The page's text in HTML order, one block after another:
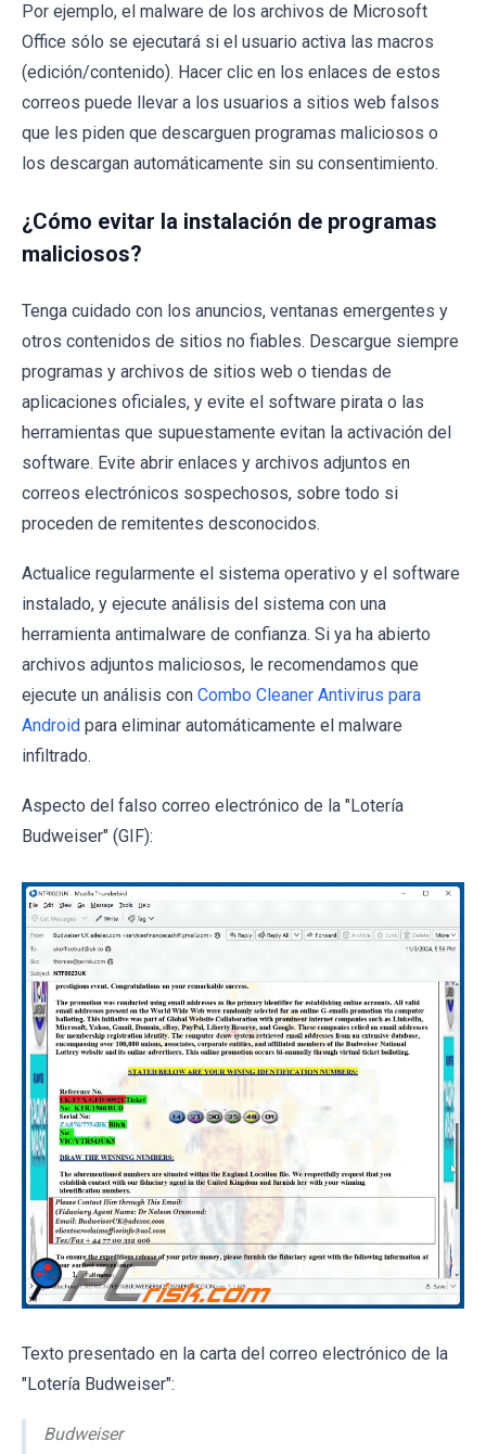
Por ejemplo, el malware de los archivos de Microsoft
Office sólo se ejecutará si el usuario activa las macros
(edición/contenido). Hacer clic en los enlaces de estos
correos puede llevar a los usuarios a sitios web falsos
que les piden que descarguen programas maliciosos o
los descargan automáticamente sin su consentimiento.
¿Cómo evitar la instalación de programas
maliciosos?
Tenga cuidado con los anuncios, ventanas emergentes y
otros contenidos de sitios no fiables. Descargue siempre
programas y archivos de sitios web o tiendas de
aplicaciones oficiales, y evite el software pirata o las
herramientas que supuestamente evitan la activación del
software. Evite abrir enlaces y archivos adjuntos en
correos electrónicos sospechosos, sobre todo si
proceden de remitentes desconocidos.
Actualice regularmente el sistema operativo y el software
instalado, y ejecute análisis del sistema con una
herramienta antimalware de confianza. Si ya ha abierto
archivos adjuntos maliciosos, le recomendamos que
ejecute un análisis con Combo Cleaner Antivirus para
Android para eliminar automáticamente el malware
infiltrado.
Aspecto del falso correo electrónico de la "Lotería
Budweiser" (GIF):
Texto presentado en la carta del correo electrónico de la
"Lotería Budweiser":
Budweiser